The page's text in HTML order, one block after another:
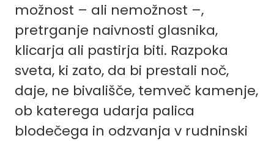
možnost – ali nemožnost –,
pretrganje naivnosti glasnika,
klicarja ali pastirja biti. Razpoka
sveta, ki zato, da bi prestali noč,
daje, ne bivališče, temveč kamenje,
ob katerega udarja palica
blodečega in odzvanja v rudninski